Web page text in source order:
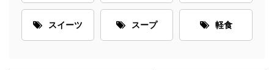
スイーツ スープ 軽食